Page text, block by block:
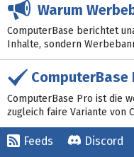
Warum
ComputerBase berichtet
Inhalte, sondern
ComputerBase
ComputerBase Pro ist die
zugleich faire Variante von
Feeds Discord